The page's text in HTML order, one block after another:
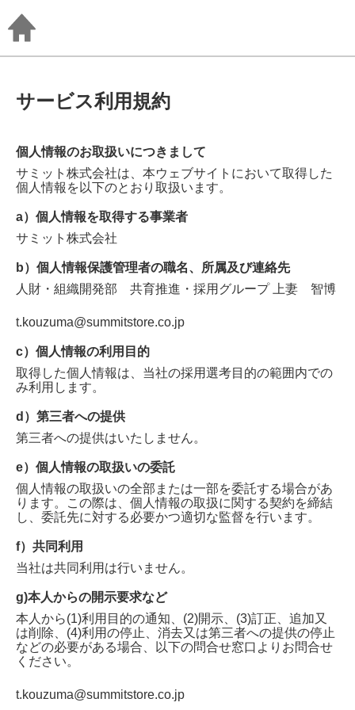
サービス利用規約
個人情報のお取扱いにつきまして
サミット株式会社は、本ウェブサイトにおいて取得した
個人情報を以下のとおり取扱います。
a）個人情報を取得する事業者
サミット株式会社
b）個人情報保護管理者の職名、所属及び連絡先
人財・組織開発部 共育推進・採用グループ
上妻 智博
t.kouzuma@summitstore.co.jp
c）個人情報の利用目的
取得した個人情報は、当社の採用選考目的の範囲内での
み利用します。
d）第三者への提供
第三者への提供はいたしません。
e）個人情報の取扱いの委託
個人情報の取扱いの全部または一部を委託する場合があ
ります。この際は、個人情報の取扱に関する契約を締結
し、委託先に対する必要かつ適切な監督を行います。
f）共同利用
当社は共同利用は行いません。
g)本人からの開示要求など
本人から(1)利用目的の通知、(2)開示、(3)訂正、追加又
は削除、(4)利用の停止、消去又は第三者への提供の停止
などの必要がある場合、以下の問合せ窓口よりお問合せ
ください。
t.kouzuma@summitstore.co.jp